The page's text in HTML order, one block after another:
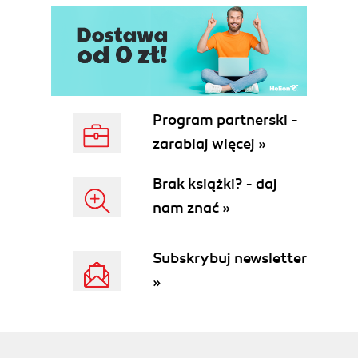
Ograniczenia prób ekranowych (46)
Przestrzeń bez ograniczeń (48)
Wpływ dostępnego zakresu barw na jasność (50)
3. WOLNOŚĆ I ODPOWIEDZIALNOŚĆ. Jak silne
wzmocnienie kolorów w LAB jesteś skłonny
zaakceptować? To zależy, do jakiego stopnia
pogodzisz się ze zmianami w ich charakterze.
Spójrzmy na kąty pod innym kątem (54)
Cztery wariacje na temat zachodu słońca (56)
Co za dużo (koloru), to niezdrowo (62)
Wprowadzenie do akcji (65)
Program partnerski -
zarabiaj więcej »
Brak książki? - daj
nam znać »
Subskrybuj newsletter
»